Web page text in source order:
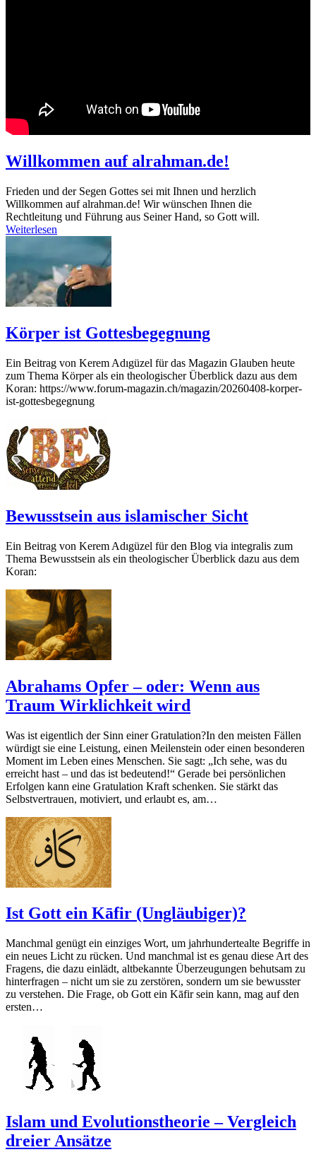
Willkommen auf alrahman.de!
Frieden und der Segen Gottes sei mit Ihnen und herzlich
Willkommen auf alrahman.de! Wir wünschen Ihnen die
Rechtleitung und Führung aus Seiner Hand, so Gott will.
Weiterlesen
Körper ist Gottesbegegnung
Ein Beitrag von Kerem Adıgüzel für das Magazin Glauben heute
zum Thema Körper als ein theologischer Überblick dazu aus dem
Koran: https://www.forum-magazin.ch/magazin/20260408-korper-
ist-gottesbegegnung
Bewusstsein aus islamischer Sicht
Ein Beitrag von Kerem Adıgüzel für den Blog via integralis zum
Thema Bewusstsein als ein theologischer Überblick dazu aus dem
Koran:
Abrahams Opfer – oder: Wenn aus
Traum Wirklichkeit wird
Was ist eigentlich der Sinn einer Gratulation?In den meisten Fällen
würdigt sie eine Leistung, einen Meilenstein oder einen besonderen
Moment im Leben eines Menschen. Sie sagt: „Ich sehe, was du
erreicht hast – und das ist bedeutend!“ Gerade bei persönlichen
Erfolgen kann eine Gratulation Kraft schenken. Sie stärkt das
Selbstvertrauen, motiviert, und erlaubt es, am…
Ist Gott ein Kāfir (Ungläubiger)?
Manchmal genügt ein einziges Wort, um jahrhundertealte Begriffe in
ein neues Licht zu rücken. Und manchmal ist es genau diese Art des
Fragens, die dazu einlädt, altbekannte Überzeugungen behutsam zu
hinterfragen – nicht um sie zu zerstören, sondern um sie bewusster
zu verstehen. Die Frage, ob Gott ein Kāfir sein kann, mag auf den
ersten…
Islam und Evolutionstheorie – Vergleich
dreier Ansätze